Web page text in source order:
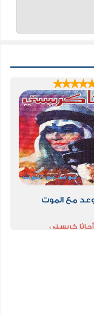
مع الموت
أجاثا كريستي